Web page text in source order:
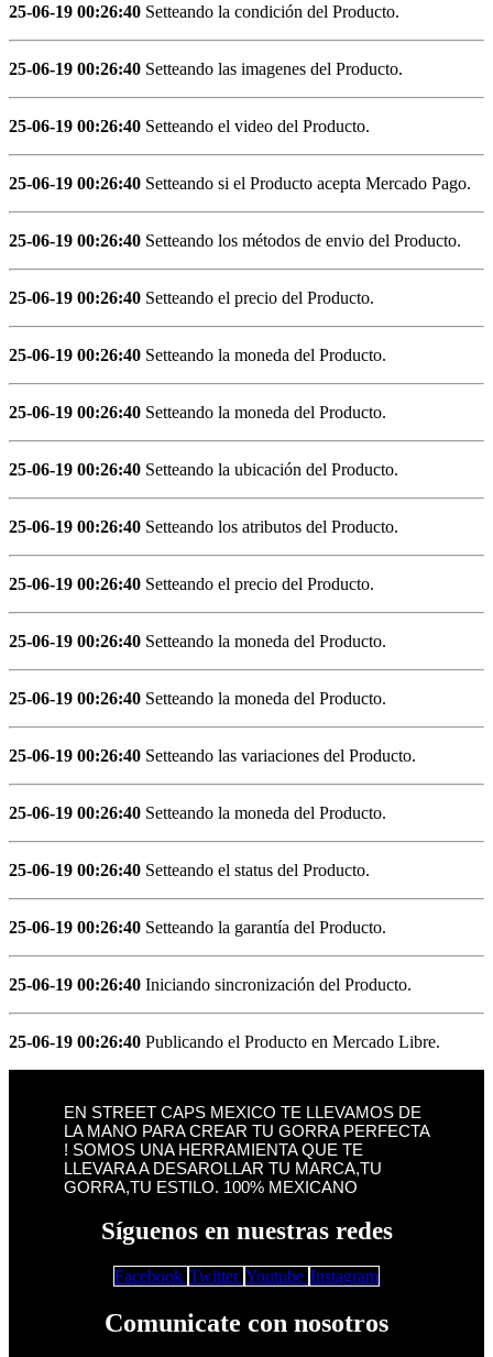
25-06-19 00:26:40 Setteando la condición del Producto.
25-06-19 00:26:40 Setteando las imagenes del Producto.
25-06-19 00:26:40 Setteando el video del Producto.
25-06-19 00:26:40 Setteando si el Producto acepta Mercado Pago.
25-06-19 00:26:40 Setteando los métodos de envio del Producto.
25-06-19 00:26:40 Setteando el precio del Producto.
25-06-19 00:26:40 Setteando la moneda del Producto.
25-06-19 00:26:40 Setteando la moneda del Producto.
25-06-19 00:26:40 Setteando la ubicación del Producto.
25-06-19 00:26:40 Setteando los atributos del Producto.
25-06-19 00:26:40 Setteando el precio del Producto.
25-06-19 00:26:40 Setteando la moneda del Producto.
25-06-19 00:26:40 Setteando la moneda del Producto.
25-06-19 00:26:40 Setteando las variaciones del Producto.
25-06-19 00:26:40 Setteando la moneda del Producto.
25-06-19 00:26:40 Setteando el status del Producto.
25-06-19 00:26:40 Setteando la garantía del Producto.
25-06-19 00:26:40 Iniciando sincronización del Producto.
25-06-19 00:26:40 Publicando el Producto en Mercado Libre.
EN STREET CAPS MEXICO TE LLEVAMOS DE
LA MANO PARA CREAR TU GORRA PERFECTA
! SOMOS UNA HERRAMIENTA QUE TE
LLEVARA A DESAROLLAR TU MARCA,TU
GORRA,TU ESTILO. 100% MEXICANO
Síguenos en nuestras redes
Facebook Twitter Youtube Instagram
Comunicate con nosotros